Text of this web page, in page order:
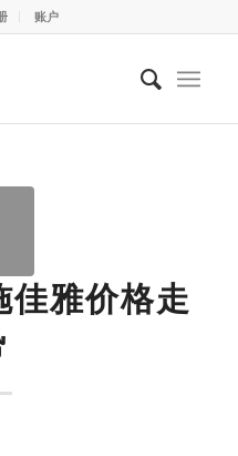
账户
雅价格走